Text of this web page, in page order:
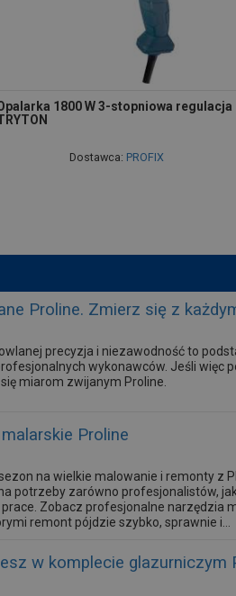
1800 W 3-stopniowa regulacja
Dostawca: PROFIX
Proline. Zmierz się z
precyzja i niezawodność to
wykonawców. Jeśli więc
miarom zwijanym Proline.
Proline
na wielkie malowanie i remonty z
potrzeby zarówno profesjonalistów,
Zobacz profesjonalne narzędzia
remont pójdzie szybko, sprawnie i...
w komplecie glazurniczym